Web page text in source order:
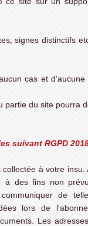
signes distinctifs
cas et
partie du site pourra
suivant RGPD
à votre
à des fins non
de
lors de
Les